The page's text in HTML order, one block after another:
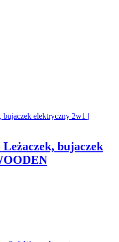
bujaczek